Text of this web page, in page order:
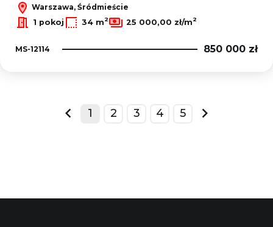
Warszawa, Śródmieście
1 pokoj
34 m2 25 000,00 zł/m2
MS-12114 850 000 zł
prev
1 2 3 4 5
next